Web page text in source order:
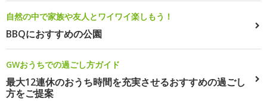
自然の中で家族や友人とワイワイ楽しもう！
BBQにおすすめの公園
GWおうちでの過ごし方ガイド
最大12連休のおうち時間を充実させるおすすめの過ごし
方をご提案